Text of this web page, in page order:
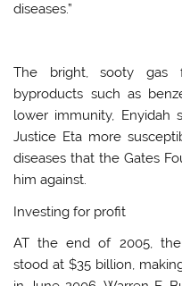
diseases.”
The bright, sooty gas
byproducts such as
lower immunity, Enyidah
Justice Eta more
diseases that the Gates
him against.
Investing for profit
AT the end of 2005, the
stood at $35 billion,